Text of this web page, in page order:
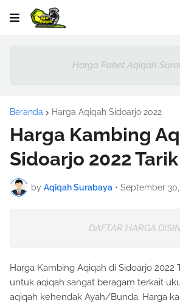
Harga Paket Aqiqah
Beranda Harga Aqiqah Sidoarjo 2022
Harga Kambing
Sidoarjo 2022 Tarik
by Aqiqah Surabaya • September 30,
DAFTAR HARGA
Harga Kambing Aqiqah di Sidoarjo 2022
untuk aqiqah sangat beragam terkait
aqiqah kehendak Ayah/Bunda. Harga